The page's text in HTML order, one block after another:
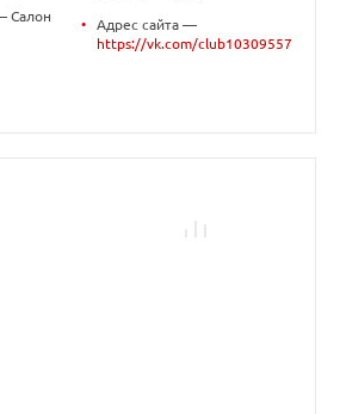
Салон
•
Адрес сайта —
https://vk.com/club103095579